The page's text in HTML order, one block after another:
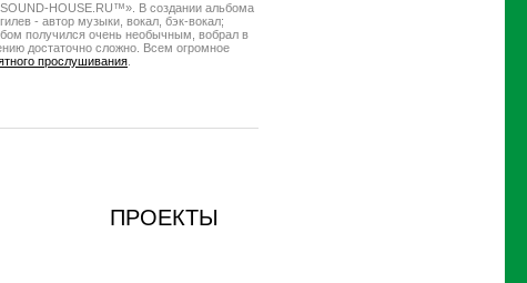
HOUSE.RU™». В создании альбома
- автор музыки, вокал, бэк-вокал;
получился очень необычным, вобрал в
достаточно сложно. Всем огромное
прослушивания
ПРОЕКТЫ